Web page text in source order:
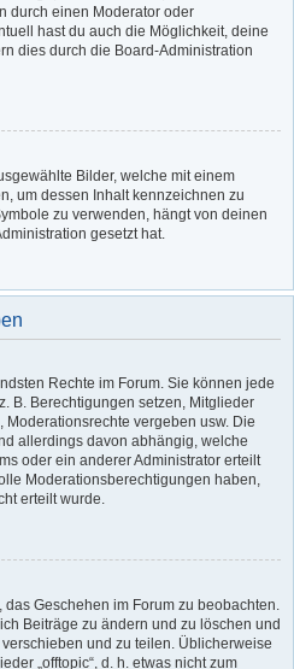
durch einen Moderator oder
hast du auch die Möglichkeit, deine
dies durch die Board-Administration
Bilder, welche mit einem
um dessen Inhalt kennzeichnen zu
zu verwenden, hängt von deinen
gesetzt hat.
Rechte im Forum. Sie können jede
B. Berechtigungen setzen, Mitglieder
vergeben usw. Die
allerdings davon abhängig, welche
oder ein anderer Administrator erteilt
Moderationsberechtigungen haben,
erteilt wurde.
Geschehen im Forum zu beobachten.
Beiträge zu ändern und zu löschen und
und zu teilen. Üblicherweise
„offtopic“, d. h. etwas nicht zum